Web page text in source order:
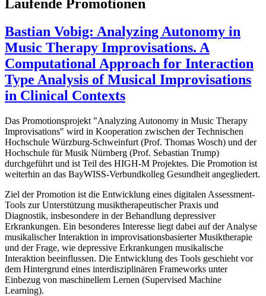
Laufende Promotionen
Bastian Vobig: Analyzing Autonomy in
Music Therapy Improvisations. A
Computational Approach for Interaction
Type Analysis of Musical Improvisations
in Clinical Contexts
Das Promotionsprojekt "Analyzing Autonomy in Music Therapy
Improvisations" wird in Kooperation zwischen der Technischen
Hochschule Würzburg-Schweinfurt (Prof. Thomas Wosch) und der
Hochschule für Musik Nürnberg (Prof. Sebastian Trump)
durchgeführt und ist Teil des HIGH-M Projektes. Die Promotion ist
weiterhin an das BayWISS-Verbundkolleg Gesundheit angegliedert.
Ziel der Promotion ist die Entwicklung eines digitalen Assessment-
Tools zur Unterstützung musiktherapeutischer Praxis und
Diagnostik, insbesondere in der Behandlung depressiver
Erkrankungen. Ein besonderes Interesse liegt dabei auf der Analyse
musikalischer Interaktion in improvisationsbasierter Musiktherapie
und der Frage, wie depressive Erkrankungen musikalische
Interaktion beeinflussen. Die Entwicklung des Tools geschieht vor
dem Hintergrund eines interdisziplinären Frameworks unter
Einbezug von maschinellem Lernen (Supervised Machine
Learning).